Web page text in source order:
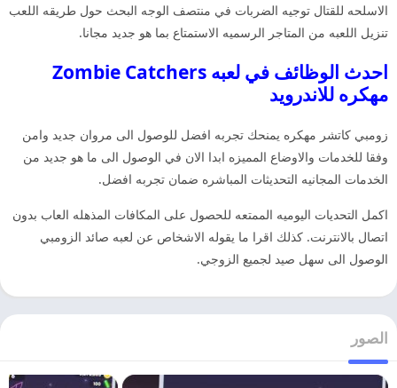
الاسلحه للقتال توجيه الضربات في منتصف الوجه البحث حول طريقه اللعب
تنزيل اللعبه من المتاجر الرسميه الاستمتاع بما هو جديد مجانا.
احدث الوظائف في لعبه Zombie Catchers
مهكره للاندرويد
زومبي كاتشر مهكره يمنحك تجربه افضل للوصول الى مروان جديد وامن
وفقا للخدمات والاوضاع المميزه ابدا الان في الوصول الى ما هو جديد من
الخدمات المجانيه التحديثات المباشره ضمان تجربه افضل.
اكمل التحديات اليوميه الممتعه للحصول على المكافات المذهله العاب بدون
اتصال بالانترنت. كذلك اقرا ما يقوله الاشخاص عن لعبه صائد الزومبي
الوصول الى سهل صيد لجميع الزوجي.
الصور